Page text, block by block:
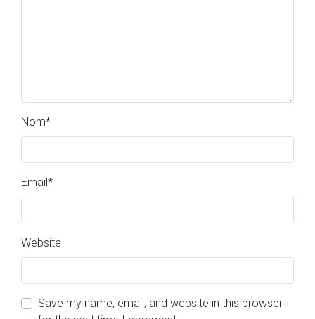
Nom*
Email*
Website
Save my name, email, and website in this browser